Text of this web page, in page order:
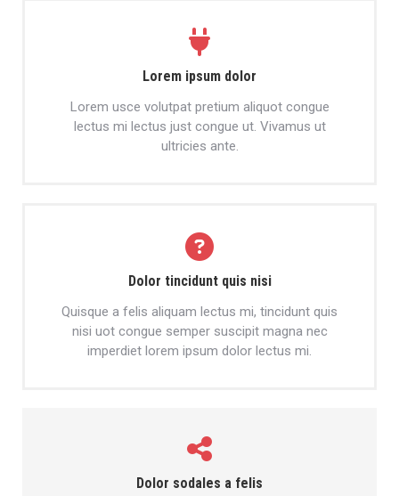
Lorem ipsum dolor
Lorem usce volutpat pretium aliquot congue
lectus mi lectus just congue ut. Vivamus ut
ultricies ante.
Dolor tincidunt quis nisi
Quisque a felis aliquam lectus mi, tincidunt quis
nisi uot congue semper suscipit magna nec
imperdiet lorem ipsum dolor lectus mi.
Dolor sodales a felis